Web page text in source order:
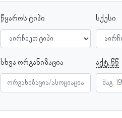
წყაროს ტიპი სქესი
სხვა ორგანიზაცია აქტ. წწ